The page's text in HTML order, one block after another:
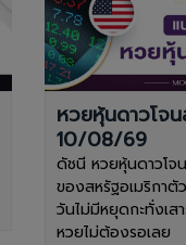
หวยหุ้นดาวโจ
10/08/69
ดัชนี หวยหุ้นดาวโ
ของสหรัฐอเมริกาตั
วันไม่มีหยุดกะทั่งเส
หวยไม่ต้องรอเลย